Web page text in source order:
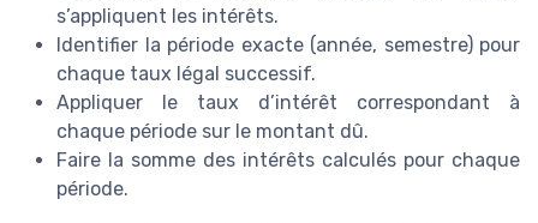
s’appliquent les intérêts.
Identifier la période exacte (année, semestre) pour
chaque taux légal successif.
Appliquer le taux d’intérêt correspondant à
chaque période sur le montant dû.
Faire la somme des intérêts calculés pour chaque
période.